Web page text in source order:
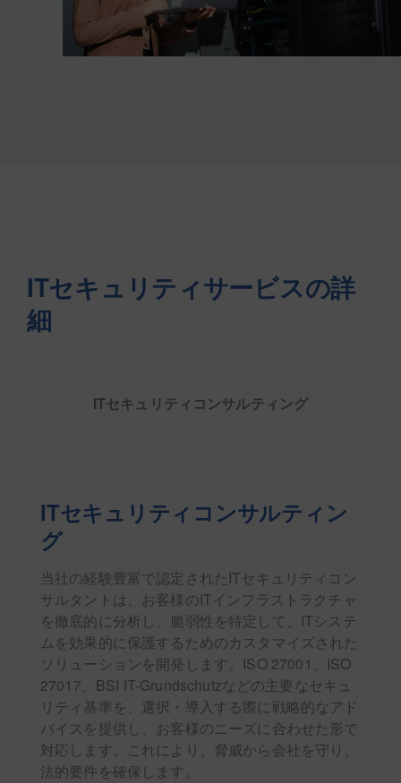
ITセキュリティサービスの詳
細
ITセキュリティコンサルティング
ITセキュリティコンサルティン
グ
当社の経験豊富で認定されたITセキュリティコン
サルタントは、お客様のITインフラストラクチャ
を徹底的に分析し、脆弱性を特定して、ITシステ
ムを効果的に保護するためのカスタマイズされた
ソリューションを開発します。ISO 27001、ISO
27017、BSI IT-Grundschutzなどの主要なセキュ
リティ基準を、選択・導入する際に戦略的なアド
バイスを提供し、お客様のニーズに合わせた形で
対応します。これにより、脅威から会社を守り、
法的要件を確保します。